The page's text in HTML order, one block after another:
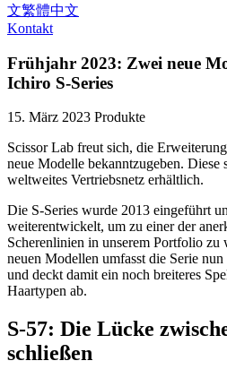
文繁體中文
Kontakt
Frühjahr 2023: Zwei neue
Ichiro S-Series
15. März 2023 Produkte
Scissor Lab freut sich, die
neue Modelle bekanntzugeben. Diese
weltweites Vertriebsnetz erhältlich.
Die S-Series wurde 2013 eingeführt
weiterentwickelt, um zu einer der
Scherenlinien in unserem Portfolio zu
neuen Modellen umfasst die Serie
und deckt damit ein noch breiteres
Haartypen ab.
S-57: Die Lücke
schließen